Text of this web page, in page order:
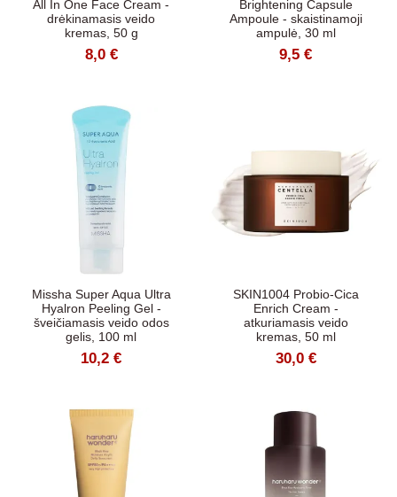
All In One Face Cream -
drėkinamasis veido
kremas, 50 g
8,0 €
Brightening Capsule
Ampoule - skaistinamoji
ampulė, 30 ml
9,5 €
Missha Super Aqua Ultra
Hyalron Peeling Gel -
šveičiamasis veido odos
gelis, 100 ml
10,2 €
SKIN1004 Probio-Cica
Enrich Cream -
atkuriamasis veido
kremas, 50 ml
30,0 €